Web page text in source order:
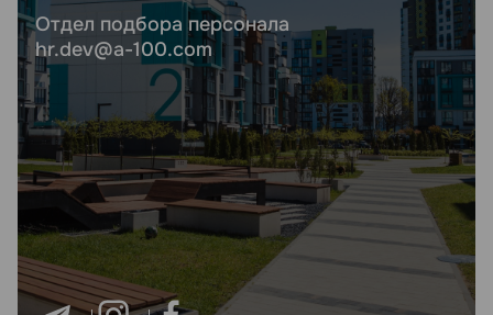
Отдел подбора персонала
hr.dev@a-100.com